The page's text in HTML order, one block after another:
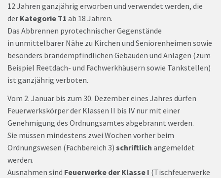
12 Jahren ganzjährig erworben und verwendet werden, die
der Kategorie T1 ab 18 Jahren.
Das Abbrennen pyrotechnischer Gegenstände
in unmittelbarer Nähe zu Kirchen und Seniorenheimen sowie
besonders brandempfindlichen Gebäuden und Anlagen (zum
Beispiel Reetdach- und Fachwerkhäusern sowie Tankstellen)
ist ganzjährig verboten.
Vom 2. Januar bis zum 30. Dezember eines Jahres dürfen
Feuerwerkskörper der Klassen II bis IV nur mit einer
Genehmigung des Ordnungsamtes abgebrannt werden.
Sie müssen mindestens zwei Wochen vorher beim
Ordnungswesen (Fachbereich 3) schriftlich angemeldet
werden.
Ausnahmen sind Feuerwerke der Klasse I (Tischfeuerwerke